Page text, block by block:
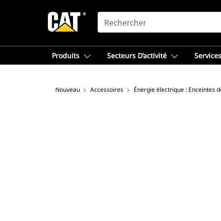
SEARCH
Produits Secteurs D’activité
Nouveau Accessoires